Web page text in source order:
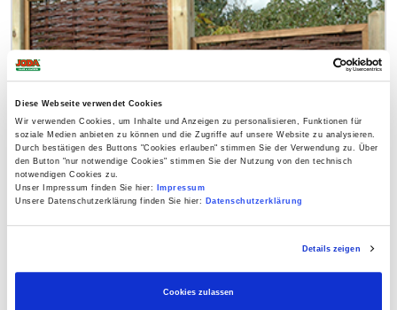
Diese Webseite verwendet Cookies
Wir verwenden Cookies, um Inhalte und Anzeigen zu personalisieren, Funktionen für
soziale Medien anbieten zu können und die Zugriffe auf unsere Website zu analysieren.
Durch bestätigen des Buttons "Cookies erlauben" stimmen Sie der Verwendung zu. Über
den Button "nur notwendige Cookies" stimmen Sie der Nutzung von den technisch
notwendigen Cookies zu.
Unser Impressum finden Sie hier:
Impressum
Unsere Datenschutzerklärung finden Sie hier:
Datenschutzerklärung
Details zeigen
Cookies zulassen
Sichtschutz Weidenzaun Holm